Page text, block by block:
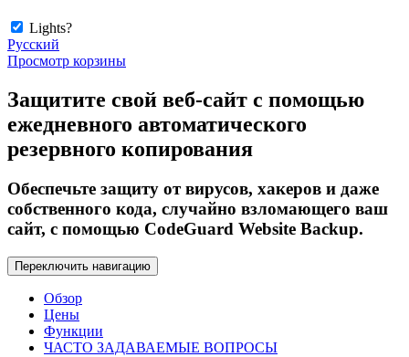
Lights?
Русский
Просмотр корзины
Защитите свой веб-сайт с помощью
ежедневного автоматического
резервного копирования
Обеспечьте защиту от вирусов, хакеров и даже
собственного кода, случайно взломающего ваш
сайт, с помощью CodeGuard Website Backup.
Переключить навигацию
Обзор
Цены
Функции
ЧАСТО ЗАДАВАЕМЫЕ ВОПРОСЫ